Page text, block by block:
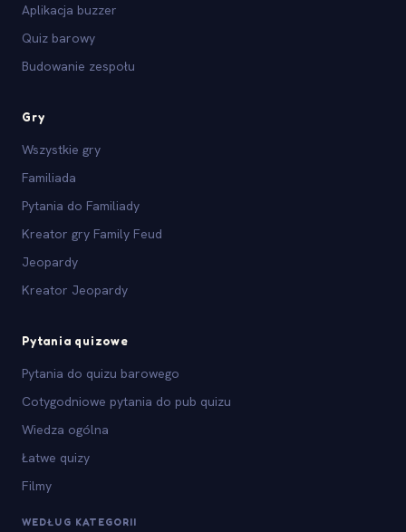
Aplikacja buzzer
Quiz barowy
Budowanie zespołu
Gry
Wszystkie gry
Familiada
Pytania do Familiady
Kreator gry Family Feud
Jeopardy
Kreator Jeopardy
Pytania quizowe
Pytania do quizu barowego
Cotygodniowe pytania do pub quizu
Wiedza ogólna
Łatwe quizy
Filmy
WEDŁUG KATEGORII